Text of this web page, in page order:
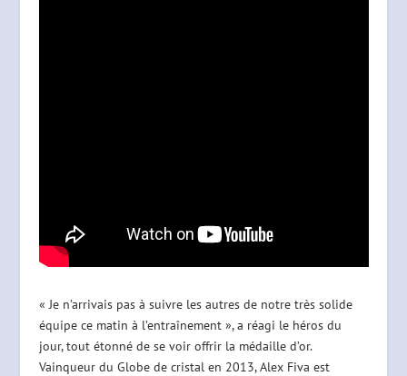
« Je n’arrivais pas à suivre les autres de notre très solide
équipe ce matin à l’entraînement », a réagi le héros du
jour, tout étonné de se voir offrir la médaille d’or.
Vainqueur du Globe de cristal en 2013, Alex Fiva est